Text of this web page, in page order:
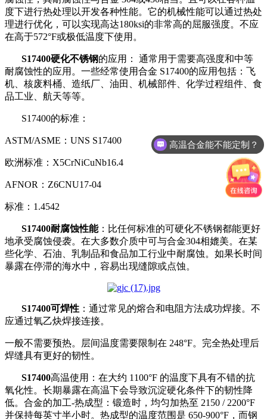
度下进行热处理以开发各种性能。它的机械性能可以通过热处
理进行优化，可以实现高达180ksi的非常高的屈服强度。不应
在高于572°F或极低温度下使用。
S17400硬化不锈钢的应用： 通常用于需要高强度和中等
耐腐蚀性的应用。一些经常使用合金 S17400的应用包括：飞
机、核废料桶、造纸厂、油田、机械部件、化学过程组件、食
品工业、航天等等。
S17400的标准：
ASTM/ASME：UNS S17400
欧洲标准：X5CrNiCuNb16.4
AFNOR：Z6CNU17-04
标准：1.4542
S17400耐腐蚀性能：比任何标准的可硬化不锈钢都能更好
地承受腐蚀侵袭。在大多数介质中可与合金304相媲美。在某
些化学、石油、乳制品和食品加工行业中耐腐蚀。如果长时间
暴露在停滞的海水中，容易出现缝隙或点蚀。
S17400可焊性 ：通过常见的熔合和电阻方法成功焊接。不
应通过氧乙炔焊接连接。
一般不需要预热。层间温度需要限制在 248°F。完全热处理后
焊缝具有更好的韧性。
S17400高温使用：在大约 1100°F 的温度下具有不错的抗
氧化性。长期暴露在高温下会导致沉淀硬化条件下的韧性降
低。合金的加工-热成型：锻造时，均匀加热至 2150 / 2200°F
并保持每英寸半小时。热成型的温度范围是 650-900°F，而钢
高温合金能不能定制？